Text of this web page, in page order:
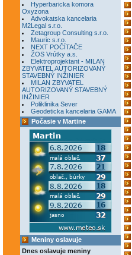
Hyperbaricka komora
Oxyzona
Advokatska kancelaria
M2Legal s.r.o.
Zetagroup Consulting s.r.o.
Mauric s.r.o.
NEXT POČÍTAČE
ŽOS Vrútky a.s.
Elektroprojektant - MILAN
ZBYVATEL AUTORIZOVANÝ
STAVEBNÝ INŽINIER
MILAN ZBYVATEL
AUTORIZOVANÝ STAVEBNÝ
INŽINIER
Poliklinika Sever
Geodeticka kancelaria GAMA
Počasie v Martine
Meniny oslavuje
Dnes oslavuje meniny